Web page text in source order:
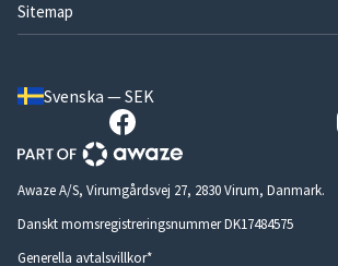
Sitemap
Svenska — SEK
Awaze A/S, Virumgårdsvej 27, 2830 Virum, Danmark.
Danskt momsregistreringsnummer DK17484575
Generella avtalsvillkor*